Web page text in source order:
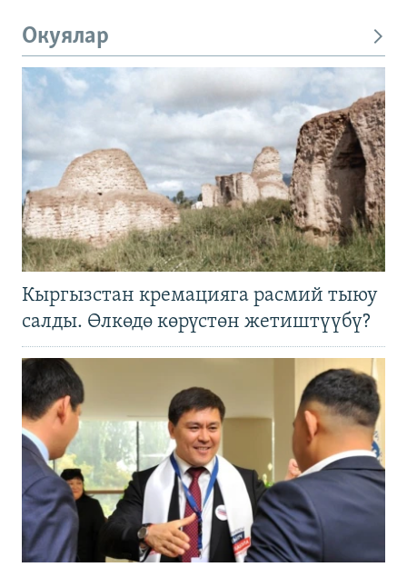
Окуялар
Кыргызстан кремацияга расмий тыюу
салды. Өлкөдө көрүстөн жетиштүүбү?